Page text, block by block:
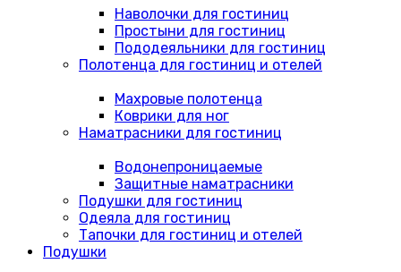
Наволочки для гостиниц
Простыни для гостиниц
Пододеяльники для гостиниц
Полотенца для гостиниц и отелей
Махровые полотенца
Коврики для ног
Наматрасники для гостиниц
Водонепроницаемые
Защитные наматрасники
Подушки для гостиниц
Одеяла для гостиниц
Тапочки для гостиниц и отелей
Подушки